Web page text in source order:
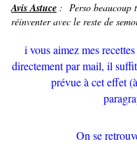
Avis Astuce : Perso beaucoup
réinventer avec le reste de
i vous aimez mes
directement par mail, il
prévue à cet effet
On se